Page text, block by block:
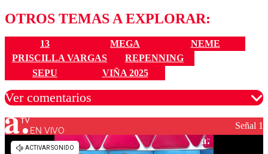
OTROS TEMAS A EXPLORAR:
13 MEGA
NEME
PRISCILLA VARGAS
REPENNING
SEPU
VIÑA 2025
Ver comentarios
Los comentarios son moderados para garantizar un
diálogo respetuoso.
EN VIVO Señal 1